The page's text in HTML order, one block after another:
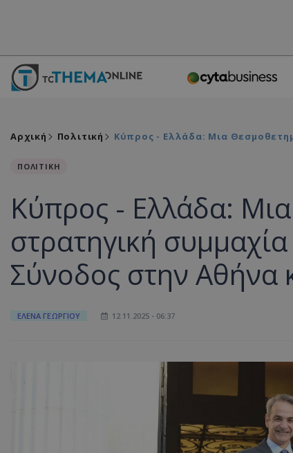
Αρχική Πολιτική Κύπρος - Ελλάδα: Μια
ΠΟΛΙΤΙΚΗ
Κύπρος - Ελλάδα:
στρατηγική
Σύνοδος στην Αθήνα
ΕΛΕΝΑ ΓΕΩΡΓΙΟΥ 12.11.2025 - 06:37